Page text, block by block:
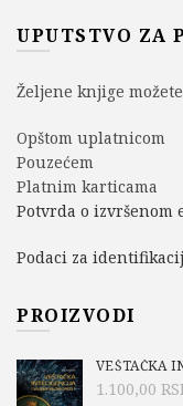
UPUTSTVO ZA
Željene knjige
Opštom uplatnicom
Pouzećem
Platnim karticama
Potvrda o izvršenom
Podaci za
PROIZVODI
VEŠTAČKA
1.100,00